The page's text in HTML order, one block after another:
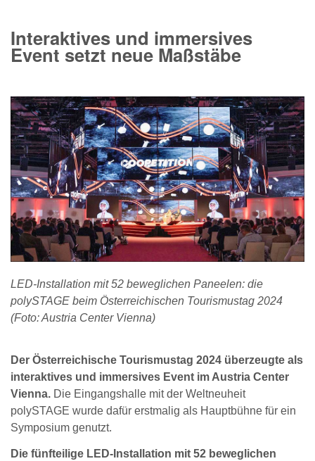
Interaktives und immersives
Event setzt neue Maßstäbe
LED-Installation mit 52 beweglichen Paneelen: die
polySTAGE beim Österreichischen Tourismustag 2024
(Foto: Austria Center Vienna)
Der Österreichische Tourismustag 2024 überzeugte als
interaktives und immersives Event im Austria Center
Vienna. Die Eingangshalle mit der Weltneuheit
polySTAGE wurde dafür erstmalig als Hauptbühne für ein
Symposium genutzt.
Die fünfteilige LED-Installation mit 52 beweglichen